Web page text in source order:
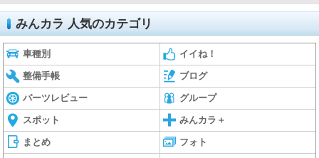
みんカラ 人気のカテゴリ
車種別 イイね！
整備手帳 ブログ
パーツレビュー グループ
スポット みんカラ＋
まとめ フォト